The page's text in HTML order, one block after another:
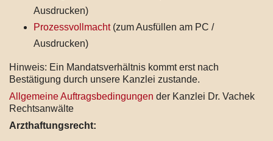
Ausdrucken)
Prozessvollmacht(zum Ausfüllen am PC /
Ausdrucken)
Hinweis: Ein Mandatsverhältnis kommt erst nach
Bestätigung durch unsere Kanzlei zustande.
Allgemeine Auftragsbedingungen der Kanzlei Dr. Vachek
Rechtsanwälte
Arzthaftungsrecht: